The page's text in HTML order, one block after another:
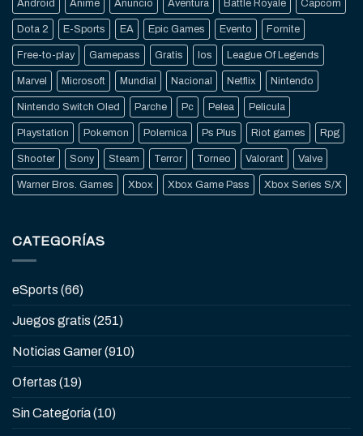
Android Anime Anuncio Aventura Battle Royale Capcom
Dota 2 E-Sports EA Epic Games Evento Fornite
Free-to-play Gamepass Gratis Ios League Of Legends
Marvel Microsoft Mundial Nacional Netflix Nintendo
Nintendo Switch Oled Parche Pc Pelea Pelicula
Playstation Pokemon Polemica Ps Plus Riot games Rpg
Shooter Sony Steam Terror Torneo Valorant Valve
Warner Bros. Games Xbox Xbox Game Pass Xbox Series S/X
CATEGORÍAS
eSports (66)
Juegos gratis (251)
Noticias Gamer(910)
Ofertas (19)
Sin Categoría(10)